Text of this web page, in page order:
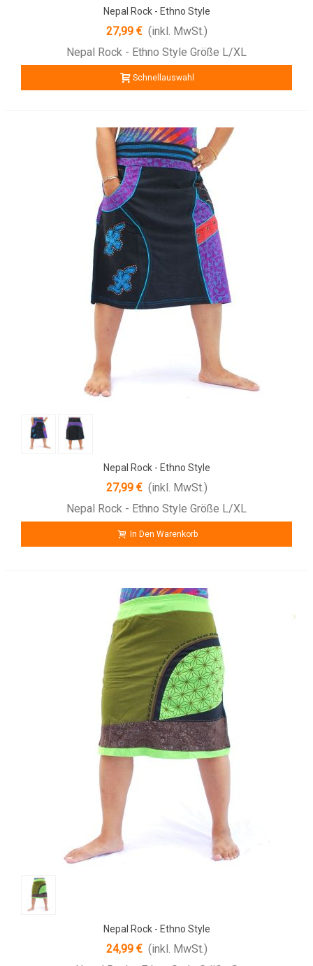
Nepal Rock - Ethno Style
27,99 € (inkl. MwSt.)
Nepal Rock - Ethno Style Größe L/XL
Schnellauswahl
Nepal Rock - Ethno Style
27,99 € (inkl. MwSt.)
Nepal Rock - Ethno Style Größe L/XL
In Den Warenkorb
Nepal Rock - Ethno Style
24,99 € (inkl. MwSt.)